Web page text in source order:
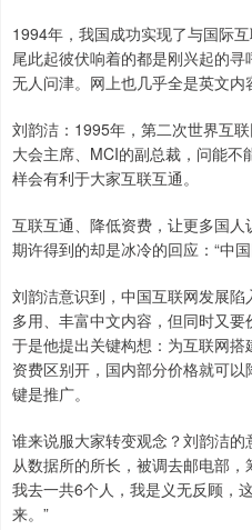
1994年，我国成功实现了与国际
尾此起彼伏响着的都是刚兴起的寻
无人问津。网上也几乎全是英文内
刘韵洁：1995年，第二次世界互
大会主席、MCI的副总裁，问能
样会有利于大家互联互通。
互联互通、降低资费，让更多国
期许得到的却是冰冷的回应：“中
刘韵洁意识到，中国互联网发展
多用、丰富中文内容，但同时又要
于是他提出关键构想：为互联网
资费区别开，国内部分价格就可
键是推广。
谁来说服大家转变观念？刘韵洁
从数据所的所长，被调去邮电部
我去一共6个人，我是义无反顾，
来。”